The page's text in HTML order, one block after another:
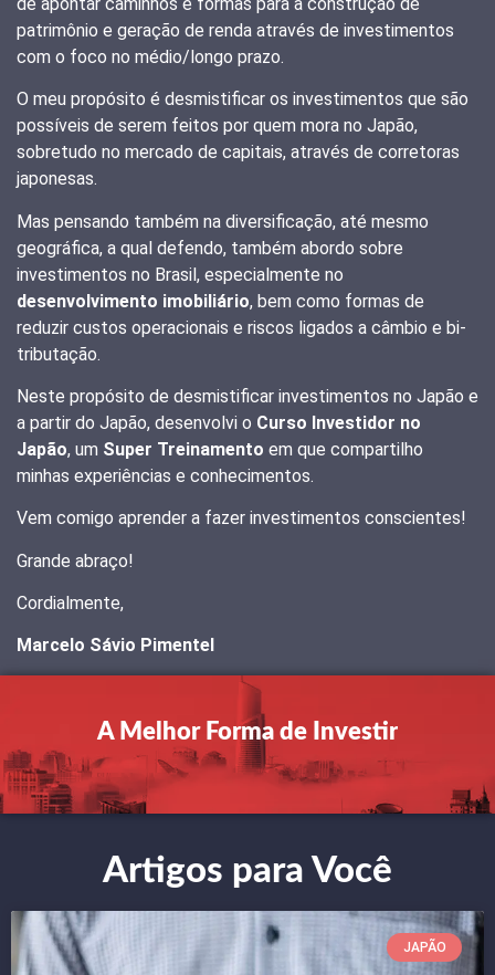
patrimônio e geração de renda através de investimentos
com o foco no médio/longo prazo.
O meu propósito é desmistificar os investimentos que são
possíveis de serem feitos por quem mora no Japão,
sobretudo no mercado de capitais, através de corretoras
japonesas.
Mas pensando também na diversificação, até mesmo
geográfica, a qual defendo, também abordo sobre
investimentos no Brasil, especialmente no
desenvolvimento imobiliário, bem como formas de
reduzir custos operacionais e riscos ligados a câmbio e bi-
tributação.
Neste propósito de desmistificar investimentos no Japão e
a partir do Japão, desenvolvi o Curso Investidor no
Japão, um Super Treinamento em que compartilho
minhas experiências e conhecimentos.
Vem comigo aprender a fazer investimentos conscientes!
Grande abraço!
Cordialmente,
Marcelo Sávio Pimentel
A Melhor Forma de Investir
Artigos para Você
JAPÃO